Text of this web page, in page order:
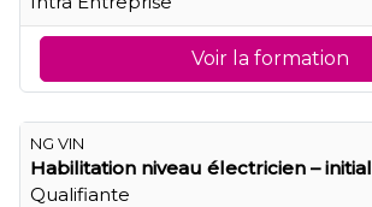
Voir la formation
NG VIN
Habilitation niveau électricien – initial
Qualifiante